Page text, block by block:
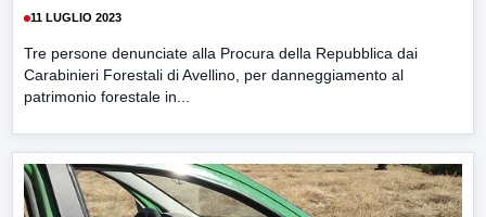
11 LUGLIO 2023
Tre persone denunciate alla Procura della Repubblica dai
Carabinieri Forestali di Avellino, per danneggiamento al
patrimonio forestale in...